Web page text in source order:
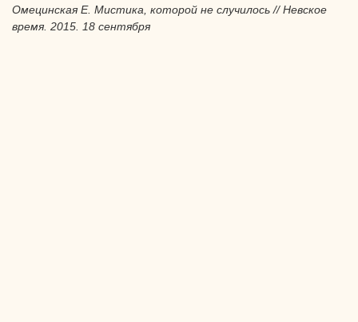
Омецинская Е. Мистика, которой не случилось // Невское
время. 2015. 18 сентября